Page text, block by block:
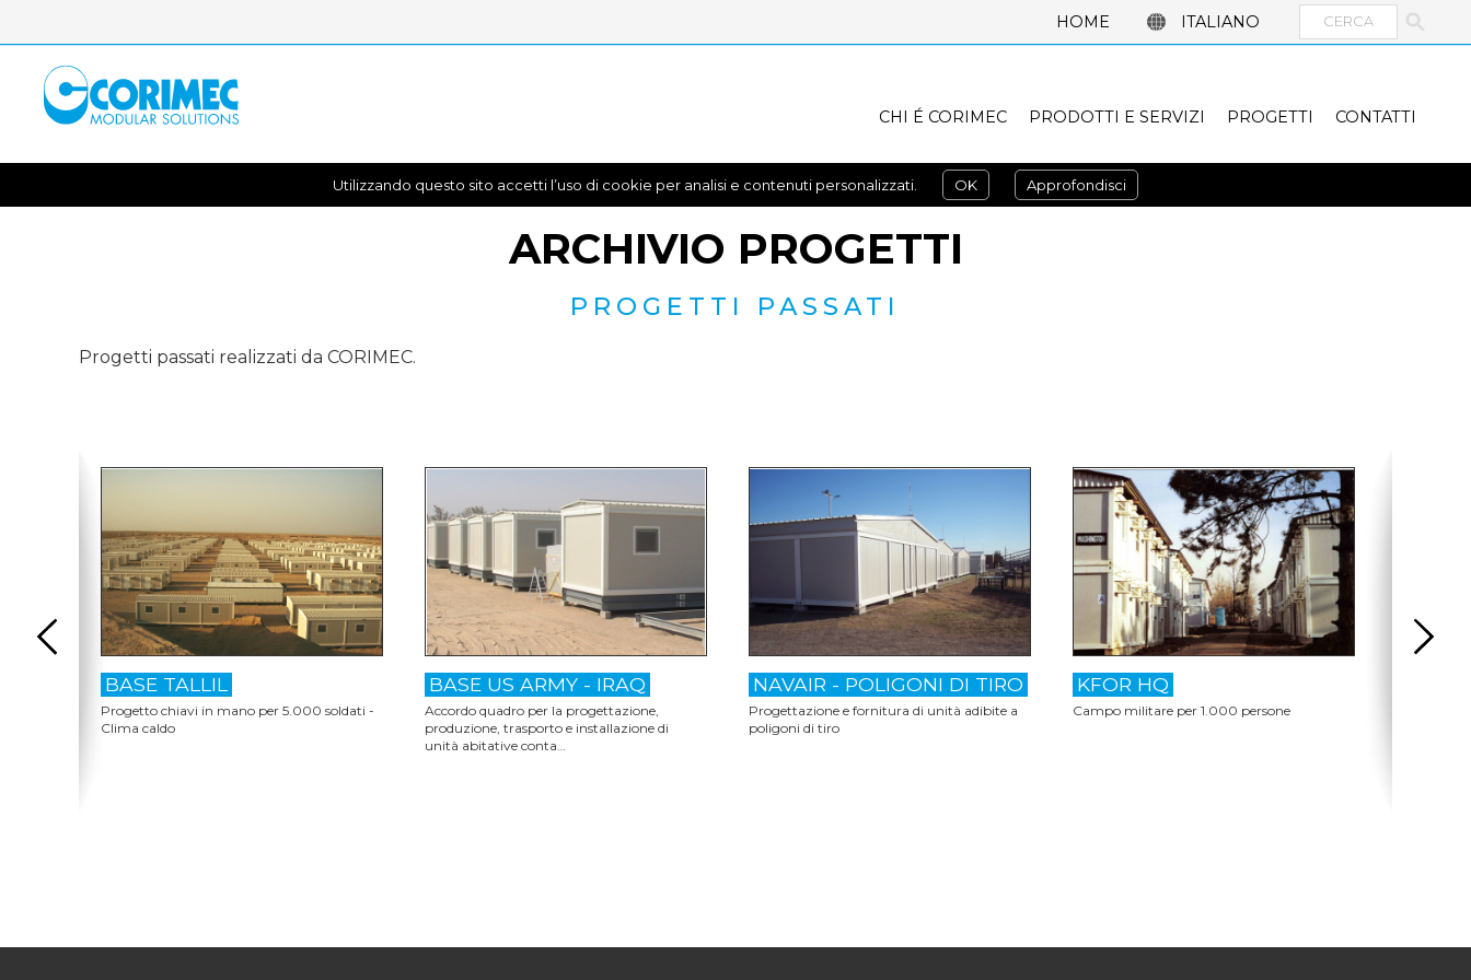
Utilizzando questo sito accetti l’uso di cookie per analisi e contenuti personalizzati. OK Approfondisci
HOME ITALIANO
CHI É CORIMEC PRODOTTI E SERVIZI PROGETTI CONTATTI
ARCHIVIO PROGETTI
PROGETTI PASSATI
Progetti passati realizzati da CORIMEC.
BASE TALLIL
Progetto chiavi in mano per 5.000 soldati -
Clima caldo
BASE US ARMY - IRAQ
Accordo quadro per la progettazione,
produzione, trasporto e installazione di
unità abitative conta…
NAVAIR - POLIGONI DI TIRO
Progettazione e fornitura di unità adibite a
poligoni di tiro
KFOR HQ
Campo militare per 1.000 persone